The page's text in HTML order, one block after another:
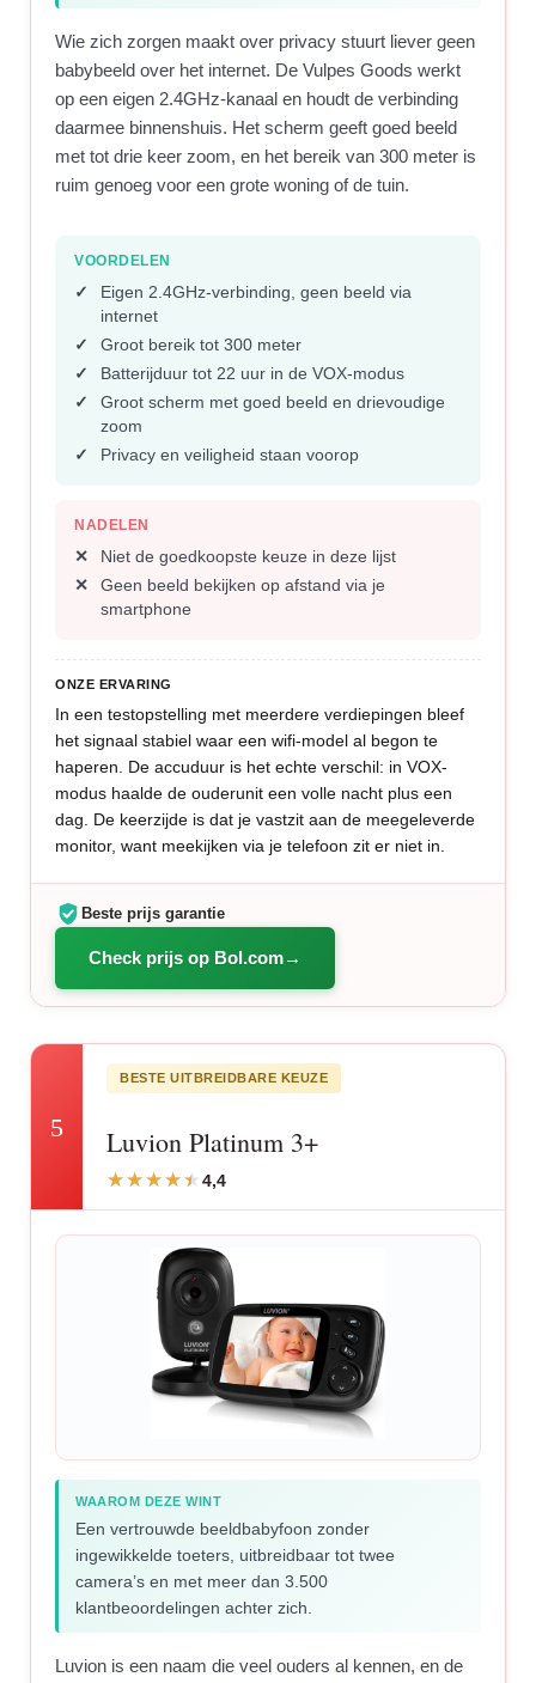
Wie zich zorgen maakt over privacy stuurt liever geen
babybeeld over het internet. De Vulpes Goods werkt
op een eigen 2.4GHz-kanaal en houdt de verbinding
daarmee binnenshuis. Het scherm geeft goed beeld
met tot drie keer zoom, en het bereik van 300 meter is
ruim genoeg voor een grote woning of de tuin.
VOORDELEN
Eigen 2.4GHz-verbinding, geen beeld via
internet
Groot bereik tot 300 meter
Batterijduur tot 22 uur in de VOX-modus
Groot scherm met goed beeld en drievoudige
zoom
Privacy en veiligheid staan voorop
NADELEN
Niet de goedkoopste keuze in deze lijst
Geen beeld bekijken op afstand via je
smartphone
ONZE ERVARING
In een testopstelling met meerdere verdiepingen bleef
het signaal stabiel waar een wifi-model al begon te
haperen. De accuduur is het echte verschil: in VOX-
modus haalde de ouderunit een volle nacht plus een
dag. De keerzijde is dat je vastzit aan de meegeleverde
monitor, want meekijken via je telefoon zit er niet in.
Beste prijs garantie
Check prijs op Bol.com
5
BESTE UITBREIDBARE KEUZE
Luvion Platinum 3+
4,4
WAAROM DEZE WINT
Een vertrouwde beeldbabyfoon zonder
ingewikkelde toeters, uitbreidbaar tot twee
camera’s en met meer dan 3.500
klantbeoordelingen achter zich.
Luvion is een naam die veel ouders al kennen, en de